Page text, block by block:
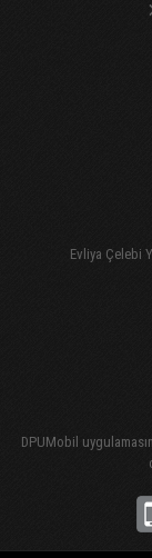
Evliya Çelebi
DPUMobil